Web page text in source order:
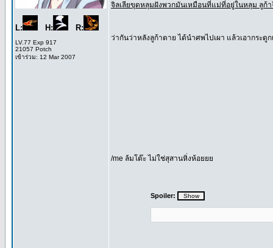
L: H: R:
LV.77 Exp 917
21057 Potch
เข้าร่วม: 12 Mar 2007
จิลเลียขุดหลุมฝังพวกมันเหมือนที่แม่ที่อยู่ในหลุม ลูก้
ว่ากันว่าหลังลูก้าตาย ได้นำศพไปเผา แล้วเอากระดู
/me ล้มโต๊ะ ไม่ใช่สุสานหิ่งห้อยยย
Spoiler: